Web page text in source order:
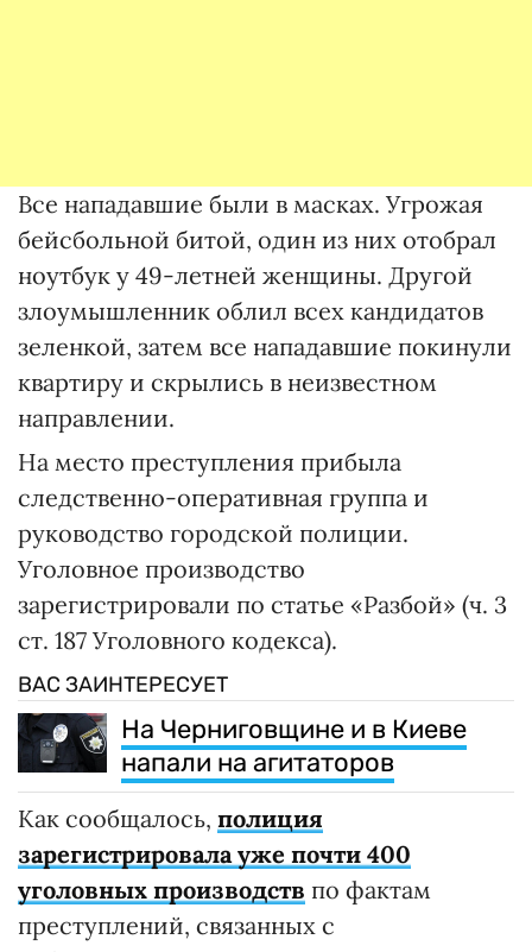
Все нападавшие были в масках. Угрожая
бейсбольной битой, один из них отобрал
ноутбук у 49-летней женщины. Другой
злоумышленник облил всех кандидатов
зеленкой, затем все нападавшие покинули
квартиру и скрылись в неизвестном
направлении.
На место преступления прибыла
следственно-оперативная группа и
руководство городской полиции.
Уголовное производство
зарегистрировали по статье «Разбой» (ч. 3
ст. 187 Уголовного кодекса).
ВАС ЗАИНТЕРЕСУЕТ
На Черниговщине и в Киеве
напали на агитаторов
Как сообщалось, полиция
зарегистрировала уже почти 400
уголовных производств по фактам
преступлений, связанных с